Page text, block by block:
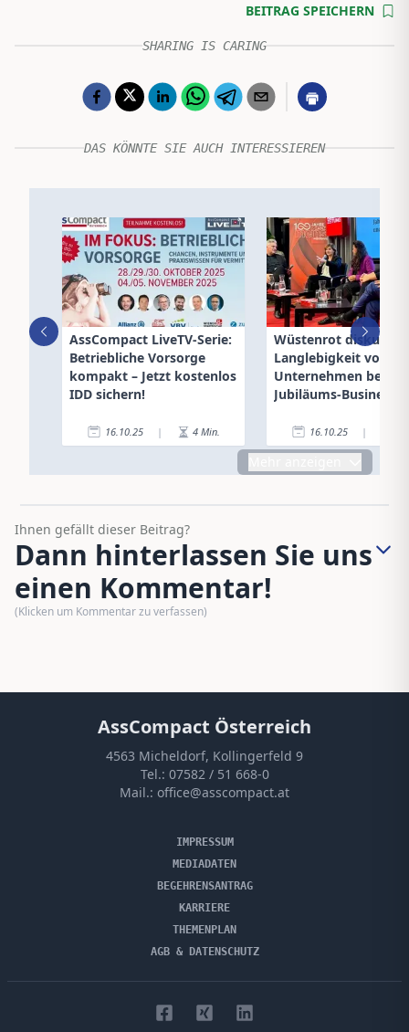
BEITRAG SPEICHERN
SHARING IS CARING
DAS KÖNNTE SIE AUCH INTERESSIEREN
AssCompact LiveTV-Serie:
Betriebliche Vorsorge
kompakt – Jetzt kostenlos
IDD sichern!
16.10.25 | 4 Min.
Wüstenrot
Langlebigkeit von
Unternehmen bei
Jubiläums-Business
16.10.25 |
Ihnen gefällt dieser Beitrag?
Dann hinterlassen Sie uns
einen Kommentar!
(Klicken um Kommentar zu verfassen)
AssCompact Österreich
4563 Micheldorf, Kollingerfeld 9
Tel.: 07582 / 51 668-0
Mail.: office@asscompact.at
IMPRESSUM
MEDIADATEN
BEGEHRENSANTRAG
KARRIERE
THEMENPLAN
AGB & DATENSCHUTZ